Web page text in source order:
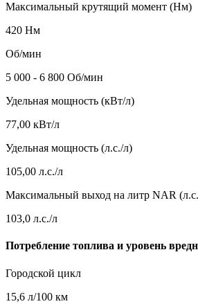
Максимальный крутящий момент (Нм)
420 Нм
Об/мин
5 000 - 6 800 Об/мин
Удельная мощность (кВт/л)
77,00 кВт/л
Удельная мощность (л.с./л)
105,00 л.с./л
Максимальный выход на литр NAR
103,0 л.с./л
Потребление топлива и уровень
Городской цикл
15,6 л/100 км